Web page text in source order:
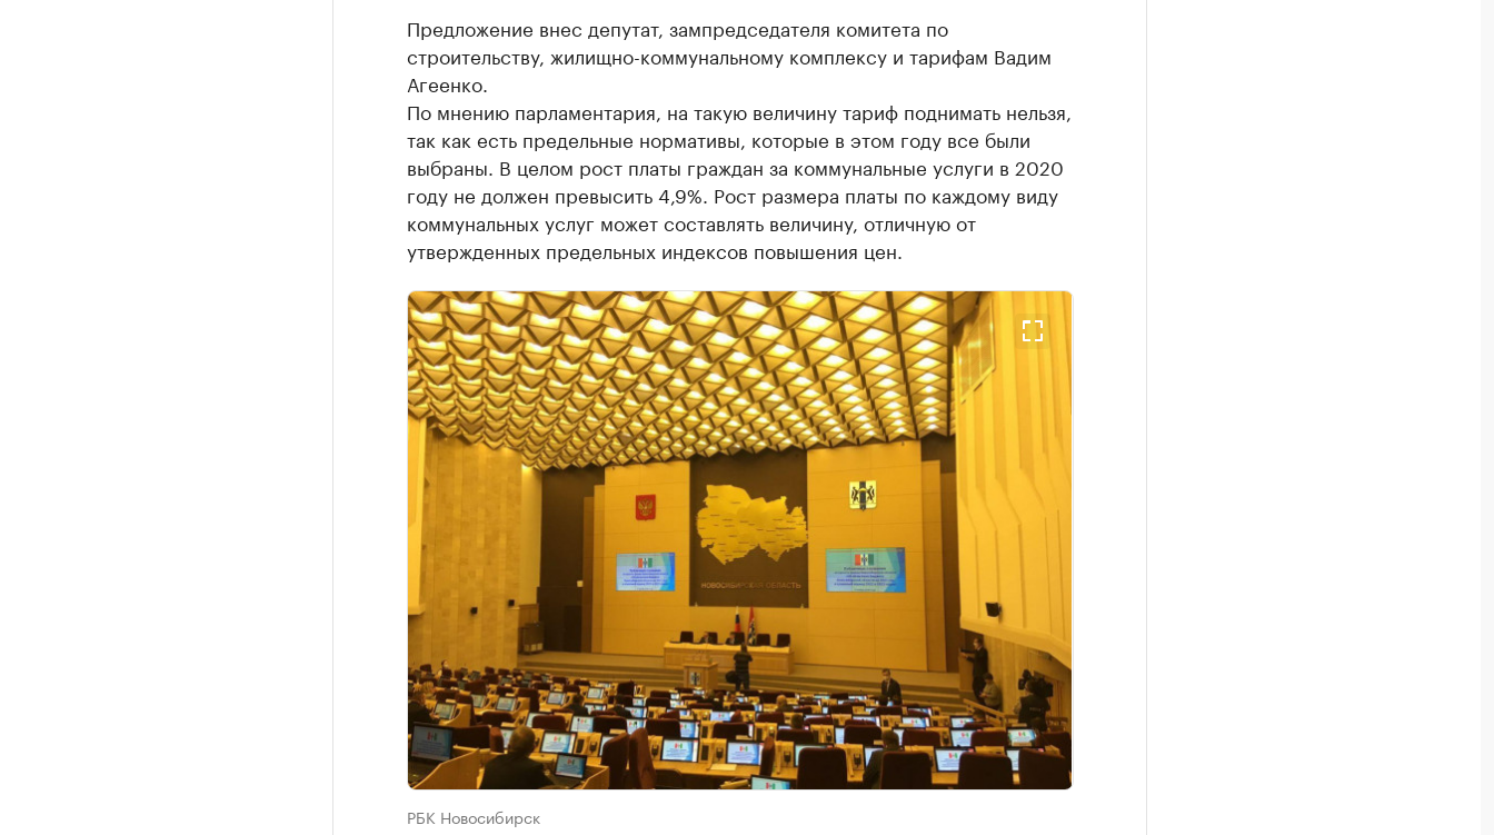
Предложение внес депутат, зампредседателя комитета по
строительству, жилищно-коммунальному комплексу и тарифам Вадим
Агеенко.
По мнению парламентария, на такую величину тариф поднимать нельзя,
так как есть предельные нормативы, которые в этом году все были
выбраны. В целом рост платы граждан за коммунальные услуги в 2020
году не должен превысить 4,9%. Рост размера платы по каждому виду
коммунальных услуг может составлять величину, отличную от
утвержденных предельных индексов повышения цен.
РБК Новосибирск